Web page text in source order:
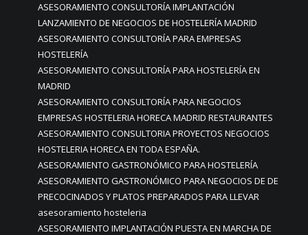
ASESORAMIENTO CONSULTORÍA IMPLANTACIÓN
LANZAMIENTO DE NEGOCIOS DE HOSTELERÍA MADRID
ASESORAMIENTO CONSULTORÍA PARA EMPRESAS
HOSTELERÍA
ASESORAMIENTO CONSULTORÍA PARA HOSTELERÍA EN
MADRID
ASESORAMIENTO CONSULTORÍA PARA NEGOCIOS
EMPRESAS HOSTELERIA HORECA MADRID RESTAURANTES
ASESORAMIENTO CONSULTORIA PROYECTOS NEGOCIOS
HOSTELERIA HORECA EN TODA ESPAÑA.
ASESORAMIENTO GASTRONÓMICO PARA HOSTELERÍA
ASESORAMIENTO GASTRONÓMICO PARA NEGOCIOS DE DE
PRECOCINADOS Y PLATOS PREPARADOS PARA LLEVAR
asesoramiento hosteleria
ASESORAMIENTO IMPLANTACIÓN PUESTA EN MARCHA DE